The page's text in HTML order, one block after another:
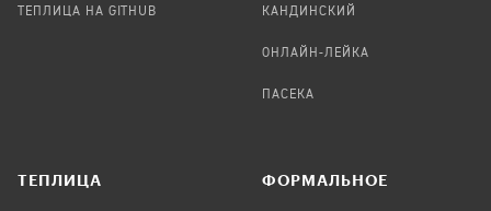
ТЕПЛИЦА НА GITHUB КАНДИНСКИЙ
ОНЛАЙН-ЛЕЙКА
ПАСЕКА
TЕПЛИЦА ФОРМАЛЬНОЕ